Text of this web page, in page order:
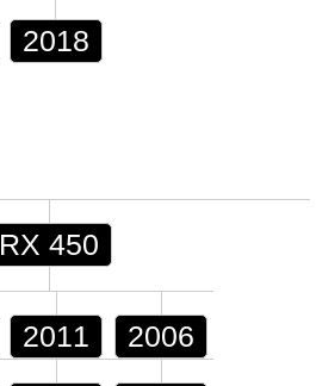
2018
RX 450
2011 2006